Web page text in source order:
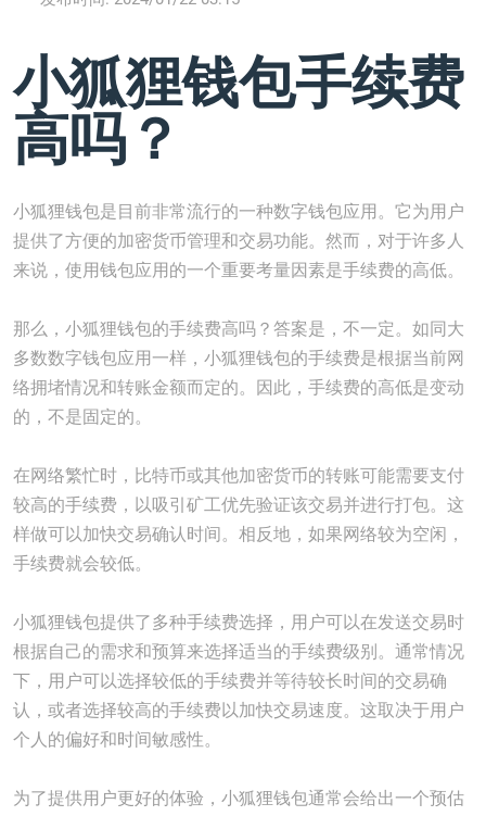
小狐狸钱包手续费
高吗？
小狐狸钱包是目前非常流行的一种数字钱包应用。它为用户
提供了方便的加密货币管理和交易功能。然而，对于许多人
来说，使用钱包应用的一个重要考量因素是手续费的高低。
那么，小狐狸钱包的手续费高吗？答案是，不一定。如同大
多数数字钱包应用一样，小狐狸钱包的手续费是根据当前网
络拥堵情况和转账金额而定的。因此，手续费的高低是变动
的，不是固定的。
在网络繁忙时，比特币或其他加密货币的转账可能需要支付
较高的手续费，以吸引矿工优先验证该交易并进行打包。这
样做可以加快交易确认时间。相反地，如果网络较为空闲，
手续费就会较低。
小狐狸钱包提供了多种手续费选择，用户可以在发送交易时
根据自己的需求和预算来选择适当的手续费级别。通常情况
下，用户可以选择较低的手续费并等待较长时间的交易确
认，或者选择较高的手续费以加快交易速度。这取决于用户
个人的偏好和时间敏感性。
为了提供用户更好的体验，小狐狸钱包通常会给出一个预估